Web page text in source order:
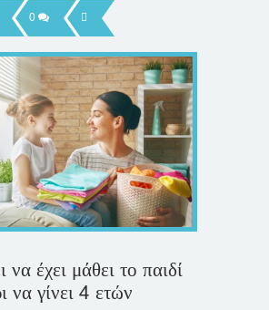
0
να έχει μάθει το παιδί
να γίνει 4 ετών